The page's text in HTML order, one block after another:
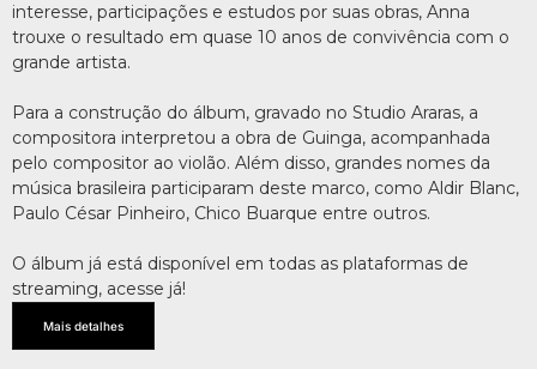
interesse, participações e estudos por suas obras, Anna
trouxe o resultado em quase 10 anos de convivência com o
grande artista.
Para a construção do álbum, gravado no Studio Araras, a
compositora interpretou a obra de Guinga, acompanhada
pelo compositor ao violão. Além disso, grandes nomes da
música brasileira participaram deste marco, como Aldir Blanc,
Paulo César Pinheiro, Chico Buarque entre outros.
O álbum já está disponível em todas as plataformas de
streaming, acesse já!
Mais detalhes